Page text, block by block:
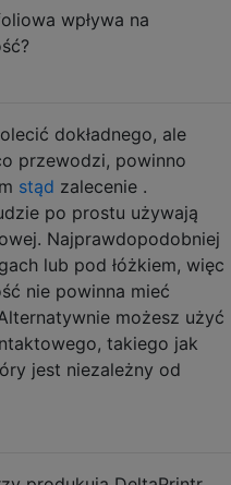
wpływa na
dokładnego, ale
przewodzi, powinno
stąd zalecenie .
po prostu używają
Najprawdopodobniej
lub pod łóżkiem, więc
nie powinna mieć
możesz użyć
takiego jak
jest niezależny od